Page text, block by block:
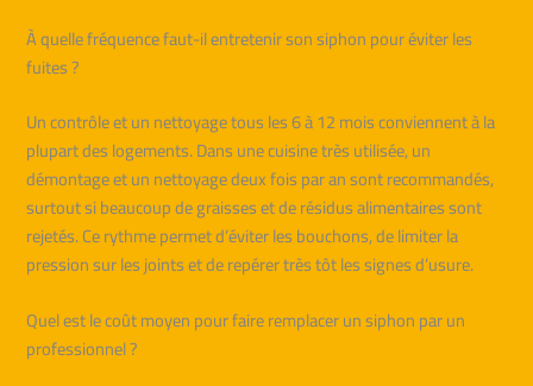
À quelle fréquence faut-il entretenir son siphon pour éviter les
fuites ?
Un contrôle et un nettoyage tous les 6 à 12 mois conviennent à la
plupart des logements. Dans une cuisine très utilisée, un
démontage et un nettoyage deux fois par an sont recommandés,
surtout si beaucoup de graisses et de résidus alimentaires sont
rejetés. Ce rythme permet d’éviter les bouchons, de limiter la
pression sur les joints et de repérer très tôt les signes d’usure.
Quel est le coût moyen pour faire remplacer un siphon par un
professionnel ?